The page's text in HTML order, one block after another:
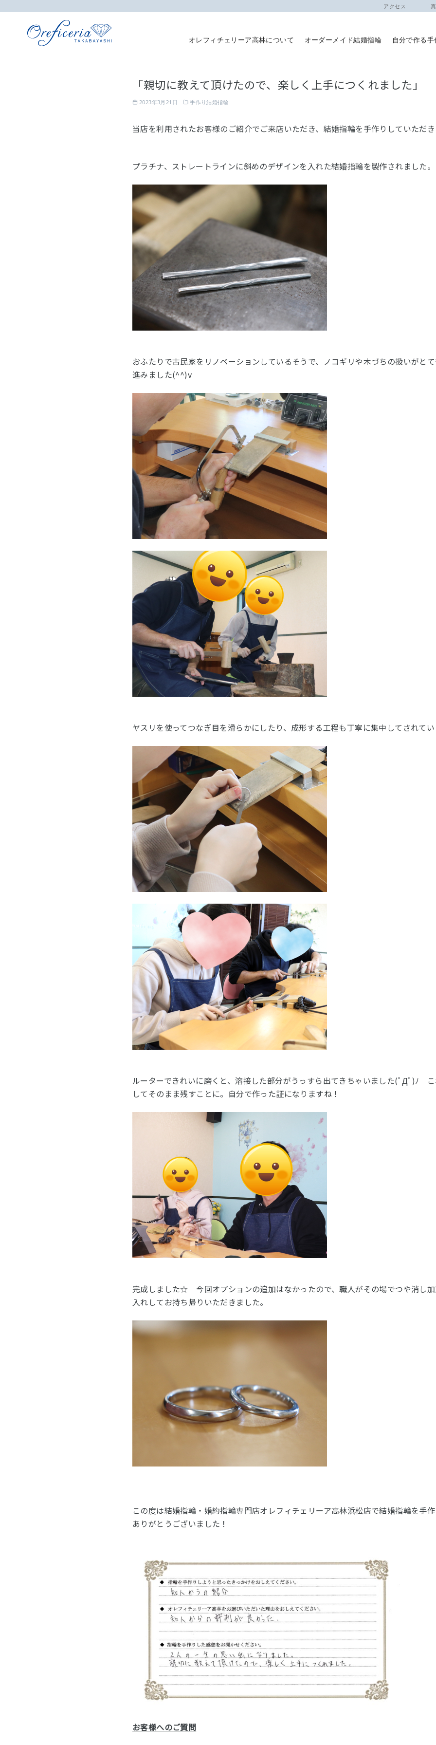
アクセス 真
オレフィチェリーア高林について オーダーメイド結婚指輪 自分で作る
「親切に教えて頂けたので、楽しく上手につくれました」
2023年3月21日 手作り結婚指輪
当店を利用されたお客様のご紹介でご来店いただき、結婚指輪を手作りしていただ
プラチナ、ストレートラインに斜めのデザインを入れた結婚指輪を製作されました。
おふたりで古民家をリノベーションしているそうで、ノコギリや木づちの扱いがと
進みました(^^)v
ヤスリを使ってつなぎ目を滑らかにしたり、成形する工程も丁寧に集中してされて
ルーターできれいに磨くと、溶接した部分がうっすら出てきちゃいました(ﾟДﾟ)ﾉ
してそのまま残すことに。自分で作った証になりますね！
完成しました☆ 今回オプションの追加はなかったので、職人がその場でつや消し
入れしてお持ち帰りいただきました。
この度は結婚指輪・婚約指輪専門店オレフィチェリーア高林浜松店で結婚指輪を手
ありがとうございました！
お客様へのご質問